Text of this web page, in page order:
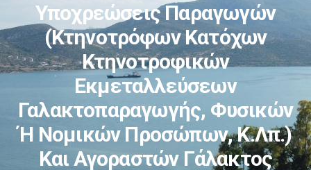
Υποχρεώσεις Παραγωγών
(κτηνοτρόφων Κατόχων
Κτηνοτροφικών
Εκμεταλλεύσεων
Γαλακτοπαραγωγής, Φυσικών
Ή Νομικών Προσώπων, Κ.λπ.)
Και Αγοραστών Γάλακτος